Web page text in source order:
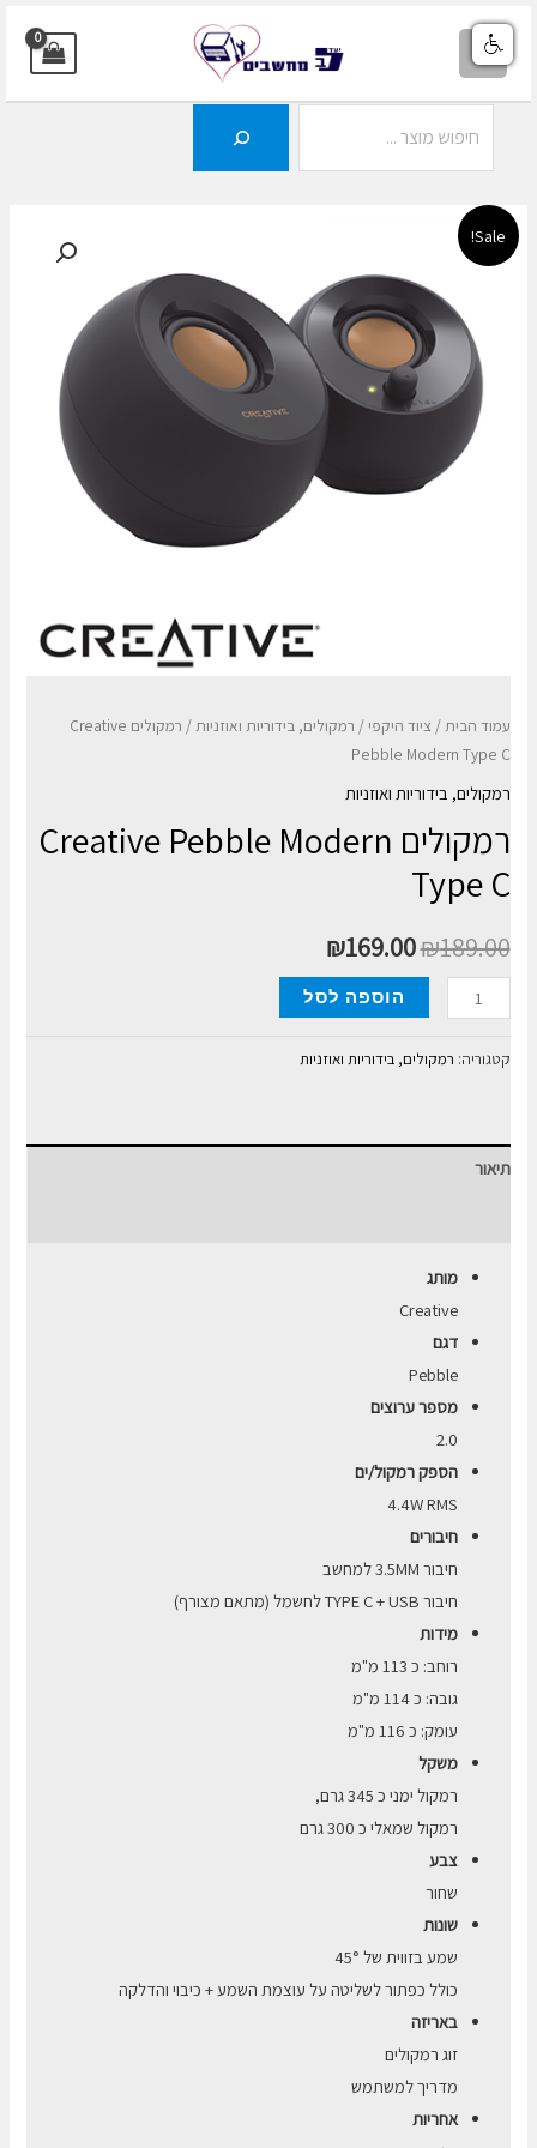
דילוג
לתוכן
MAIN
Sale!
עמוד הבית/ ציוד היקפי/ רמקולים, בידוריות ואוזניות
/ רמקולים Creative
Pebble Modern Type C
רמקולים, בידוריות ואוזניות
רמקולים Creative Pebble Modern
Type C
₪189.00
₪169.00
כמות
של
רמקולים
Modern
הוספה לסל
קטגוריה: רמקולים, בידוריות ואוזניות
תיאור
מותג
Creative
דגם
Pebble
מספר ערוצים
2.0
הספק רמקול/ים
4.4W RMS
חיבורים
חיבור 3.5MM למחשב
חיבור TYPE C + USB לחשמל (מתאם מצורף)
מידות
רוחב: כ 113 מ"מ
גובה: כ 114 מ"מ
עומק: כ 116 מ"מ
משקל
רמקול ימני כ 345 גרם,
רמקול שמאלי כ 300 גרם
צבע
שחור
שונות
שמע בזווית של 45°
כולל כפתור לשליטה על עוצמת השמע + כיבוי והדלקה
באריזה
זוג רמקולים
מדריך למשתמש
אחריות